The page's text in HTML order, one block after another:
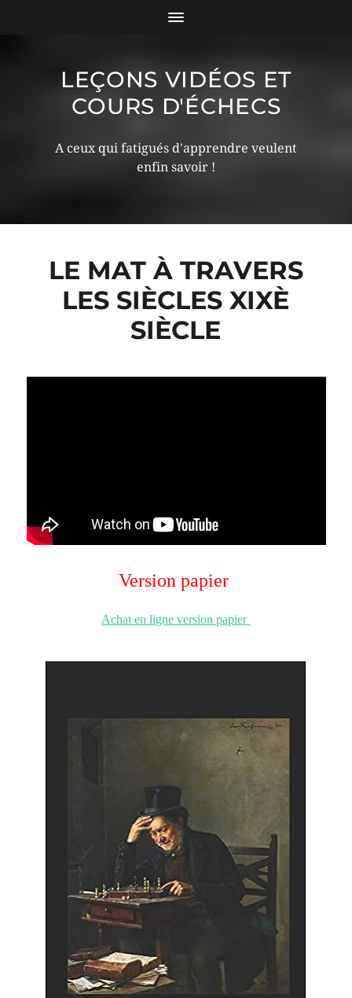
LEÇONS VIDÉOS ET
COURS D'ÉCHECS
A ceux qui fatigués d'apprendre veulent
enfin savoir !
LE MAT À TRAVERS
LES SIÈCLES XIXÈ
SIÈCLE
Version papier
Achat en ligne version papier